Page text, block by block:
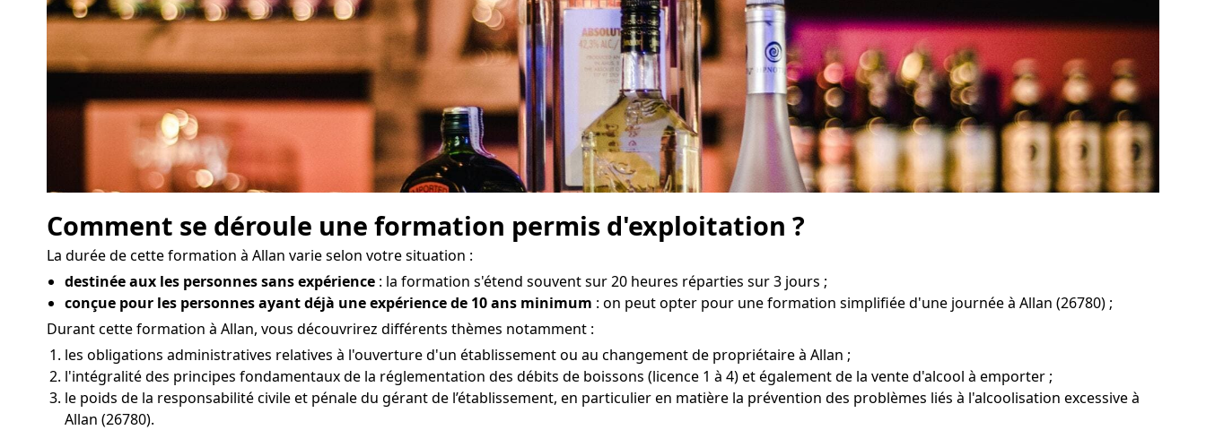
Comment se déroule une formation permis d'exploitation ?
La durée de cette formation à Allan varie selon votre situation :
destinée aux les personnes sans expérience : la formation s'étend souvent sur 20 heures réparties sur 3 jours ;
conçue pour les personnes ayant déjà une expérience de 10 ans minimum : on peut opter pour une formation simplifiée d'une journée à Allan (26780) ;
Durant cette formation à Allan, vous découvrirez différents thèmes notamment :
les obligations administratives relatives à l'ouverture d'un établissement ou au changement de propriétaire à Allan ;
l'intégralité des principes fondamentaux de la réglementation des débits de boissons (licence 1 à 4) et également de la vente d'alcool à emporter ;
le poids de la responsabilité civile et pénale du gérant de l’établissement, en particulier en matière la prévention des problèmes liés à l'alcoolisation excessive à
Allan (26780).